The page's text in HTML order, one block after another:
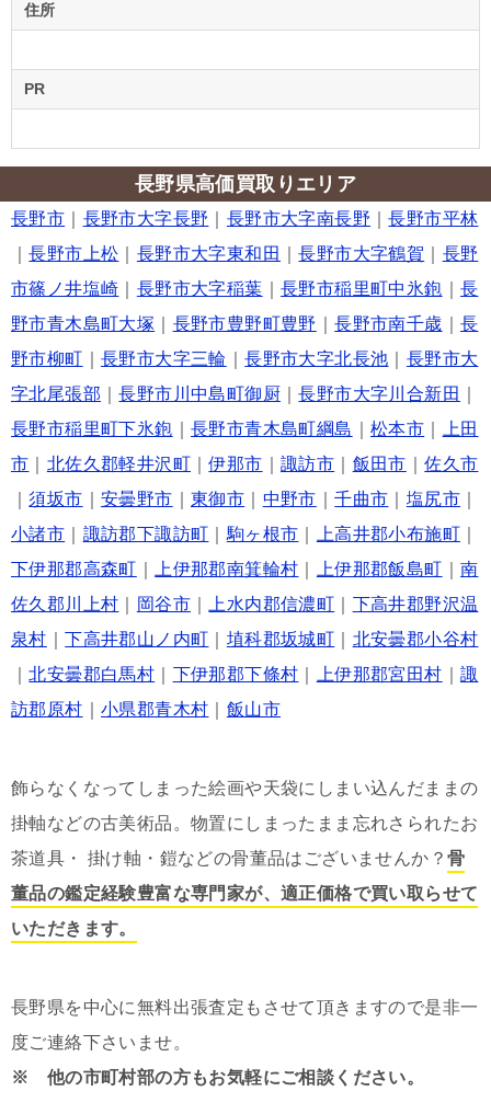
住所
PR
長野県高価買取りエリア
長野市 長野市大字長野 長野市大字南長野 ｜長野市平林
｜長野市上松 長野市大字東和田 ｜長野市大字鶴賀
長野
市篠ノ井塩崎
長野市大字稲葉 ｜長野市稲里町中氷鉋 ｜長
野市青木島町大塚
長野市豊野町豊野 ｜長野市南千歳 ｜長
野市柳町
｜長野市大字三輪 ｜長野市大字北長池
長野市大
字北尾張部 ｜長野市川中島町御厨 ｜長野市大字川合新田
長野市稲里町下氷鉋 ｜長野市青木島町綱島 ｜松本市
上田
市
北佐久郡軽井沢町 ｜伊那市 ｜諏訪市 飯田市 ｜佐久市
｜須坂市 ｜安曇野市 ｜東御市 中野市 ｜千曲市 塩尻市
小諸市
諏訪郡下諏訪町 ｜駒ヶ根市 上高井郡小布施町
下伊那郡高森町
｜上伊那郡南箕輪村 上伊那郡飯島町 ｜南
佐久郡川上村
岡谷市 ｜上水内郡信濃町
下高井郡野沢温
泉村
下高井郡山ノ内町 埴科郡坂城町
北安曇郡小谷村
｜北安曇郡白馬村 下伊那郡下條村 上伊那郡宮田村 ｜諏
訪郡原村 ｜小県郡青木村 飯山市
飾らなくなってしまった絵画や天袋にしまい込んだままの
掛軸などの古美術品。物置にしまったまま忘れさられたお
茶道具・ 掛け軸・鎧などの骨董品はございませんか？ 骨
董品の鑑定経験豊富な専門家が、適正価格で買い取らせて
いただきます。
長野県を中心に無料出張査定もさせて頂きますので是非一
度ご連絡下さいませ。
※ 他の市町村部の方もお気軽にご相談ください。